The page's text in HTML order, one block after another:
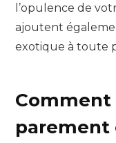
l’opulence de
ajoutent
exotique à toute
parement